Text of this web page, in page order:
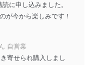
に申し込みました。
が今から楽しみです！
自営業
寄せられ購入しまし